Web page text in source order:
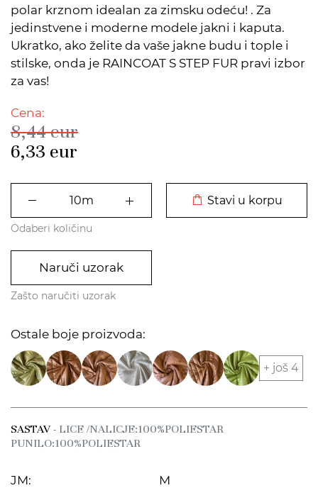
polar krznom idealan za zimsku odeću! . Za
jedinstvene i moderne modele jakni i kaputa.
Ukratko, ako želite da vaše jakne budu i tople i
stilske, onda je RAINCOAT S STEP FUR pravi izbor
za vas!
Cena:
8,44eur
6,33 eur
Stavi u korpu
Odaberi količinu
Naruči uzorak
Zašto naručiti uzorak
Ostale boje proizvoda:
+ još 4
SASTAV- LICE /NALICJE:100%POLIESTAR
PUNILO:100%POLIESTAR
JM:
M